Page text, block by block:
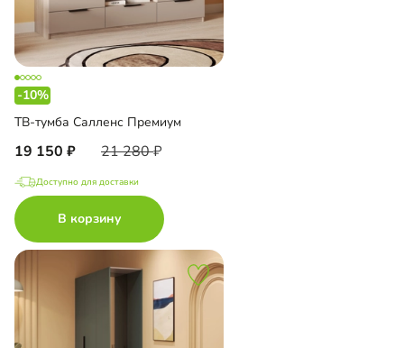
-10%
ТВ-тумба Салленс Премиум
19 150 21 280
Доступно для доставки
В корзину